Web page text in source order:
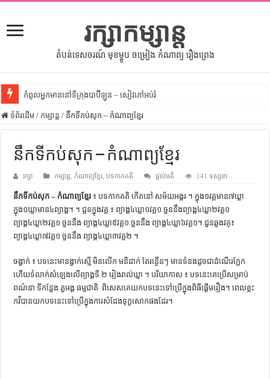
រក្សាកម្សាន្ត
តំបន់ទេសចរណ៍ មុខម្ហូប ចម្រៀង កំណាព្យ រឿងព្រេង
កំពូលអ្នកមាននៅទីក្រុងបាប៊ីឡូន – សៀវភៅអប់រំ
សីលធម៌នៅក្នុងសង្គមខ្មែរ – សៀវភៅចំណេះដឹងទូទៅ
ទំលៀមទម្លាប់ប្រពៃណីជនជាតិចិន – សៀវភៅចំណេះដឹងទូទៅ
ដើមកំណើតអង្គរ – សៀវភៅចំណេះដឹងទូទៅ
ដើមកំណើតជនជាតិខ្មែរ – អត្ថបទស្រាវជ្រាវ
ទំនាក់ទំនងកម្ពុជានិងចិន – សៀវភៅចំណេះដឹងទូទៅ
ព្រះបាទធម្មិក – សៀវភៅចំណេះដឹងទូទៅ
រដ្ឋបាល និង រដ្ឋបាលវិមជ្ឈការ – អត្ថបទស្រាវជ្រាវ
ការស្វែងយល់អំពី ល្ខោនខោល – សៀវភៅចំណេះដឹងទូទៅ
ទំព័រដើម / កម្សាន្ត / នឹកទីកប់សុក – កំណាព្យខ្មែរ
នឹកទីកប់សុក – កំណាព្យខ្មែរ
រក្សា កម្សាន្ត កំណាព្យខ្មែរ ,បទកាកគតិ ផ្តល់មតិ 141 ទស្សនា
នឹកទីកប់សុក – កំណាព្យខ្មែរ ៖ បទកាកគតិ កើតនៅ សម័យអង្គរ ។ ក្នុង១វគ្គមាន៧ឃ្លា
ក្នុង១ឃ្លាមាន៤ព្យាង្គ។ ។ ជួនក្នុងវគ្គ ៖ ព្យាង្គ៤ឃ្លា១វគ្គ១ ចួននឹងព្យាង្គ៤ឃ្លា២វគ្គ១
ព្យាង្គ៤ឃ្លា២វគ្គ១ ចួននឹង ព្យាង្គ៤ឃ្លា៥វគ្គ១ ចួននឹង ព្យាង្គ៤ឃ្លា៦វគ្គ១។ ជួនឆ្លងវគ្៖
ព្យាង្គ៤ឃ្លា៧វគ្គ១ ចួននឹង ព្យាង្គ៤ឃ្លា៣វគ្គ២ ។
ចង្វាក់ ៖ បទនេះមានង្វាក់ស្មើ មិនលើក មនិដាក់ តែរន្ថើនៗ មានទំនងដូចជា​ដំណើរក្អែក
ហើយទំលាក់សំឡេងលើព្យាង្គទី ២ រៀងរាល់ឃ្លា ។ បរិយាកាស ៖ បទនេះគេប្រើសម្រាប់
ពណ៌នា ទីកន្លែង តួអង្គ ធម្មជាតិ ​​ ពិសេសគេយក​បទនេះទៅប្រើក្នុងពិធីផ្តើមរឿង។ ពេលខ្លះ​
កវី​បាន​យក​បទ​នេះ​ទៅ​ប្រើ​ក្នុង​ការ​សំដែង​ទុក្ខ​សោក​ផង​ដែរ​។ ​